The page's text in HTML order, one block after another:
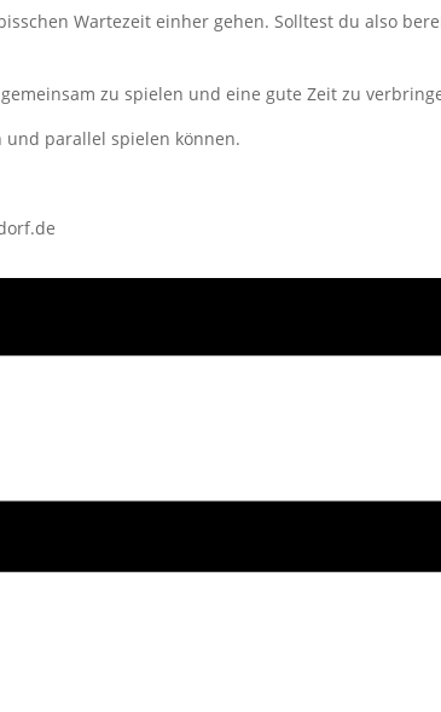
Wartezeit einher gehen. Solltest du also
zu spielen und eine gute Zeit zu
und parallel spielen können.